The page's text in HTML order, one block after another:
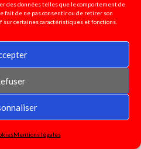
des données telles que le comportement de
fait de ne pas consentir ou de retirer son
certaines caractéristiques et fonctions.
Mentions légales
défense de
spécialisé!
et
Macron :